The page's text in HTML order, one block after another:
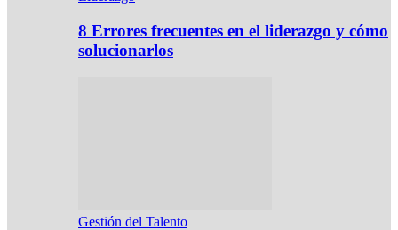
8 Errores frecuentes en el liderazgo y cómo
solucionarlos
Gestión del Talento